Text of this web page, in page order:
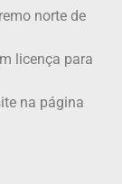
norte de
licença para
na página